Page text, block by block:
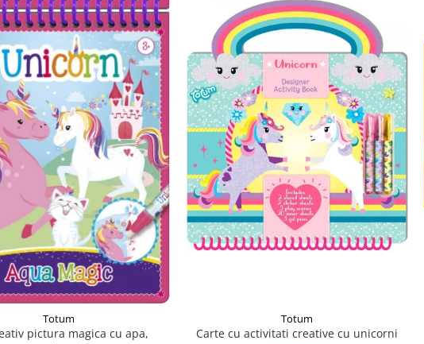
Totum
pictura magica cu apa,
Totum
Carte cu activitati creative cu unicorni